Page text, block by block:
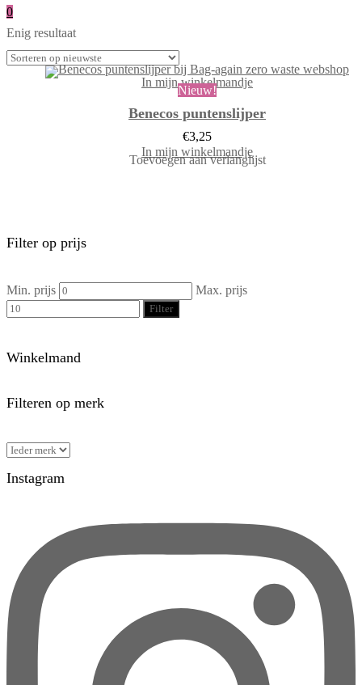
0
Enig resultaat
In mijn winkelmandje
Nieuw!
Benecos puntenslijper
€3,25
In mijn winkelmandje
Toevoegen aan verlanglijst
Filter op prijs
Min. prijs Max. prijs
Filter
Winkelmand
Filteren op merk
Instagram